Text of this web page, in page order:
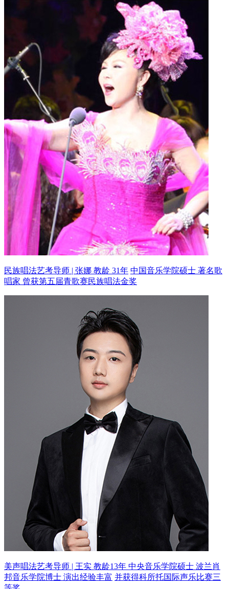
民族唱法艺考导师 | 张娜 教龄 31年 中国音乐学院硕士 著名歌
唱家 曾获第五届青歌赛民族唱法金奖
美声唱法艺考导师 | 王实 教龄13年 中央音乐学院硕士 波兰肖
邦音乐学院博士 演出经验丰富 并获得科所托国际声乐比赛三